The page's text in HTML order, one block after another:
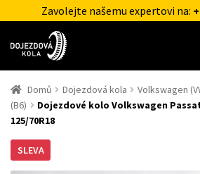
Zavolejte našemu expertovi na:
Domů Dojezdová kola Volkswagen
(B6)
Dojezdové kolo Volkswagen Passat
125/70R18
SLEVA